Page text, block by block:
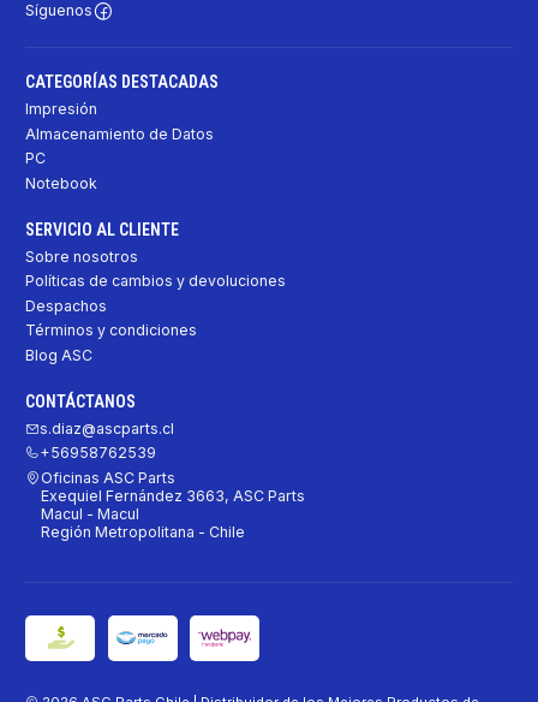
Síguenos
CATEGORÍAS DESTACADAS
Impresión
Almacenamiento de Datos
PC
Notebook
SERVICIO AL CLIENTE
Sobre nosotros
Políticas de cambios y devoluciones
Despachos
Términos y condiciones
Blog ASC
CONTÁCTANOS
s.diaz@ascparts.cl
+56958762539
Oficinas ASC Parts
Exequiel Fernández 3663, ASC Parts
Macul - Macul
Región Metropolitana - Chile